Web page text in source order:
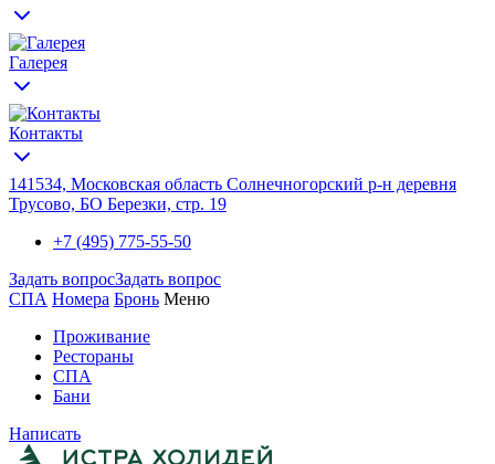
Галерея
Контакты
141534, Московская область Солнечногорский р-н деревня
Трусово, БО Березки, стр. 19
+7 (495) 775-55-50
Задать вопросЗадать вопрос
СПА Номера Бронь Меню
Проживание
Рестораны
СПА
Бани
Написать